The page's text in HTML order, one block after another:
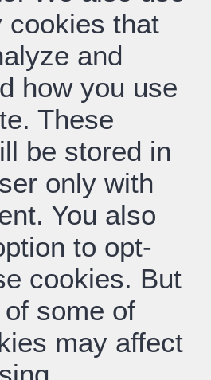
cookies that
and
how you use
These
be stored in
only with
You also
to opt-
cookies. But
some of
may affect